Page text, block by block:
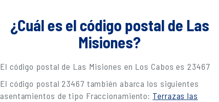
¿Cuál es el código postal de Las
Misiones?
El código postal de Las Misiones en Los Cabos es 23467
El código postal 23467 también abarca los siguientes
asentamientos de tipo Fraccionamiento: Terrazas las